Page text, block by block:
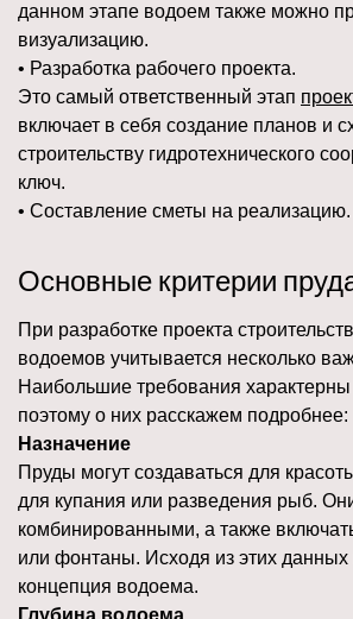
данном этапе водоем также можно
визуализацию.
• Разработка рабочего проекта.
Это самый ответственный этап
включает в себя создание планов и
строительству гидротехнического
ключ.
• Составление сметы на реализацию.
Основные критерии
При разработке проекта
водоемов учитывается несколько
Наибольшие требования характерны
поэтому о них расскажем подробнее:
Назначение
Пруды могут создаваться для
для купания или разведения рыб.
комбинированными, а также
или фонтаны. Исходя из этих данных
концепция водоема.